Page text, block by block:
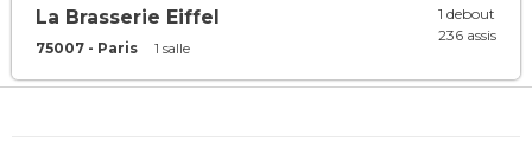
La Brasserie Eiffel
75007 - Paris 1 salle
1 debout
236 assis